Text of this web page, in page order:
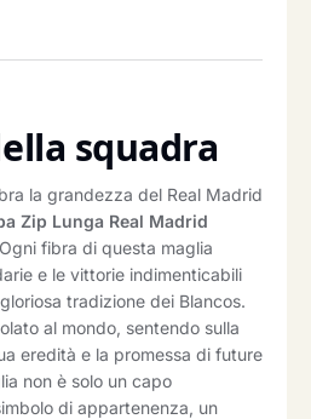
squadra
la grandezza del Real Madrid
Zip Lunga Real Madrid
fibra di questa maglia
e le vittorie indimenticabili
tradizione dei Blancos.
al mondo, sentendo sulla
eredità e la promessa di future
non è solo un capo
di appartenenza, un